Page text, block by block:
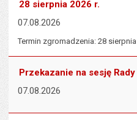
28 sierpnia 2026 r.
07.08.2026
Termin zgromadzenia: 28
Przekazanie na sesję
07.08.2026